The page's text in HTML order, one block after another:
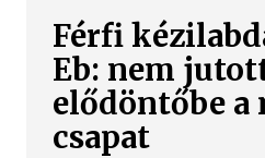
Férfi
Eb: nem
elődöntőbe a
csapat